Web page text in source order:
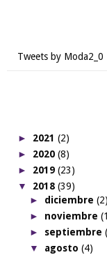
Tweets by Moda2_0
► 2021 (2)
► 2020 (8)
► 2019 (23)
▼ 2018 (39)
► diciembre (2)
► noviembre
► septiembre
▼ agosto (4)